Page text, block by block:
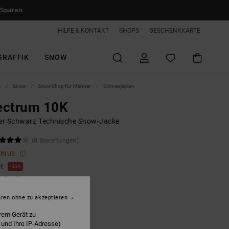
HILFE & KONTAKT SHOPS GESCHENKKARTE
SNOW
Snow Snow Shop für Männer Schneejacken
10K
Schwarz Technische Snow-Jacke
(8 Bewertungen)
55%
€
Gerät zu
Ihre IP-Adresse)
ohne zu akzeptieren